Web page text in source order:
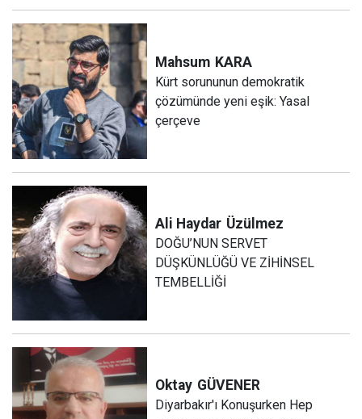
Mahsum KARA
Kürt sorununun demokratik
çözümünde yeni eşik: Yasal
çerçeve
Ali Haydar Üzülmez
DOĞU’NUN SERVET
DÜŞKÜNLÜĞÜ VE ZİHİNSEL
TEMBELLİĞİ
Oktay GÜVENER
Diyarbakır'ı Konuşurken Hep